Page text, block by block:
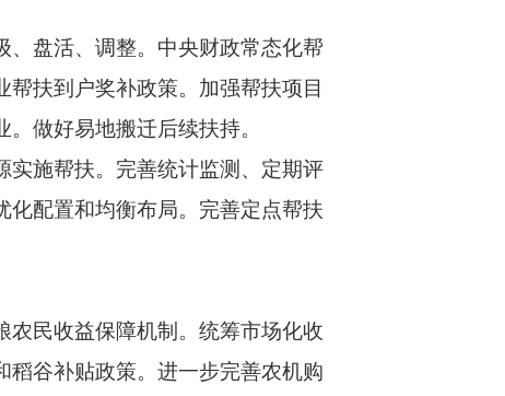
盘活、调整。中央财政常态化帮
扶到户奖补政策。加强帮扶项目
做好易地搬迁后续扶持。
施帮扶。完善统计监测、定期评
配置和均衡布局。完善定点帮扶
民收益保障机制。统筹市场化收
稻谷补贴政策。进一步完善农机购